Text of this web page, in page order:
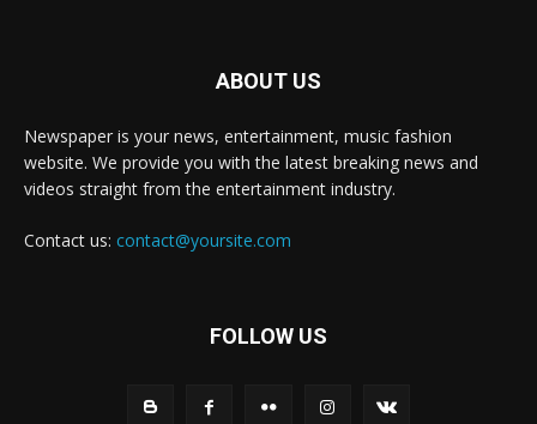
ABOUT US
Newspaper is your news, entertainment, music fashion
website. We provide you with the latest breaking news and
videos straight from the entertainment industry.
Contact us: contact@yoursite.com
FOLLOW US